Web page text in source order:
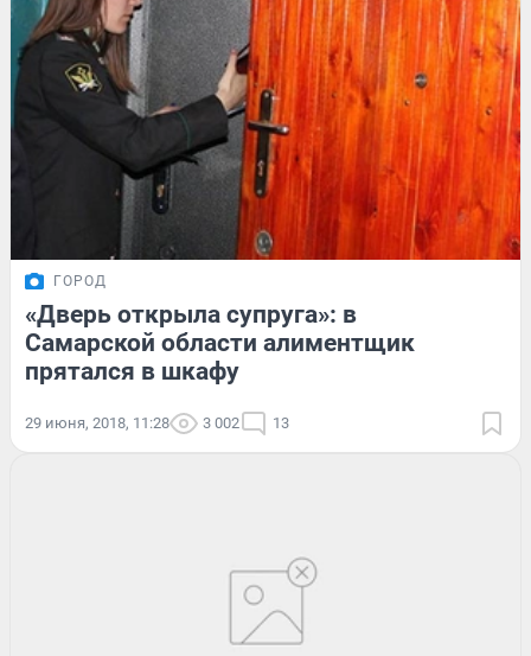
ГОРОД
«Дверь открыла супруга»: в
Самарской области алиментщик
прятался в шкафу
29 июня, 2018, 11:28 3 002 13